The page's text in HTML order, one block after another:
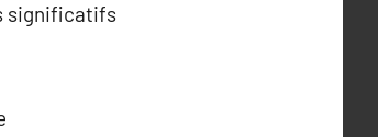
significatifs